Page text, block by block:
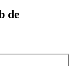
de